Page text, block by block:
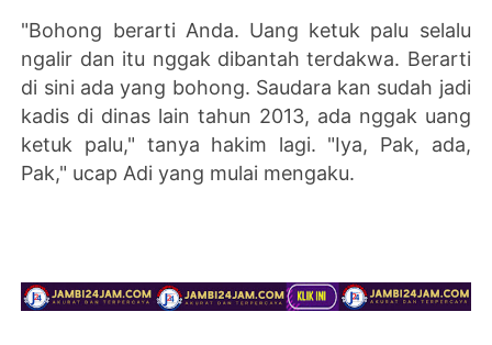
"Bohong berarti Anda. Uang ketuk palu selalu
ngalir dan itu nggak dibantah terdakwa. Berarti
di sini ada yang bohong. Saudara kan sudah jadi
kadis di dinas lain tahun 2013, ada nggak uang
ketuk palu," tanya hakim lagi. "Iya, Pak, ada,
Pak," ucap Adi yang mulai mengaku.